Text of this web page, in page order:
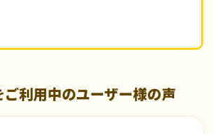
ご利用中のユーザー様の声